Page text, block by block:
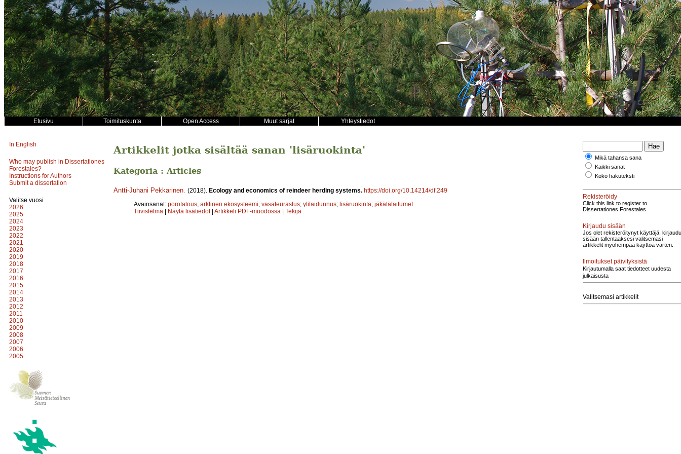
Etusivu Toimituskunta Open Access Muut sarjat Yhteystiedot
In English
Who may publish in Dissertationes
Forestales?
Instructions for Authors
Submit a dissertation
Valitse vuosi
2026
2025
2024
2023
2022
2021
2020
2019
2018
2017
2016
2015
2014
2013
2012
2011
2010
2009
2008
2007
2006
2005
Artikkelit jotka sisältää sanan 'lisäruokinta'
Kategoria : Articles
Antti-Juhani Pekkarinen (2018). Ecology and economics of reindeer herding systems. https://doi.org/10.14214/df.249
Avainsanat: porotalous; arktinen ekosysteemi; vasateurastus; ylilaidunnus; lisäruokinta; jäkälälaitumet
Tiivistelmä | Näytä lisätiedot | Artikkeli PDF-muodossa | Tekijä
Mikä tahansa sana
Kaikki sanat
Koko hakuteksti
Rekisteröidy
Click this link to register to
Dissertationes Forestales.
Kirjaudu sisään
Jos olet rekisteröitynyt käyttäjä, kirjaudu
sisään tallentaaksesi valitsemasi
artikkelit myöhempää käyttöä varten.
Ilmoitukset päivityksistä
Kirjautumalla saat tiedotteet uudesta
julkaisusta
Valitsemasi artikkelit